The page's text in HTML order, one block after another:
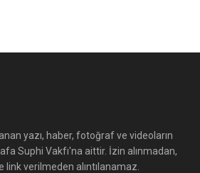
yazı, haber, fotoğraf ve videoların
Suphi Vakfı'na aittir. İzin alınmadan,
verilmeden alıntılanamaz.